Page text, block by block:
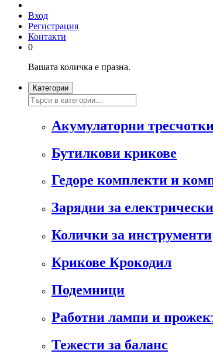
Вход
Регистрация
Контакти
0
Вашата количка е празна.
Категории
Акумулаторни
Бутилкови крикове
Гедоре комплекти и
Зарядни за
Колички за инструменти
Крикове Крокодил
Подемници
Работни лампи и
Тежести за баланс